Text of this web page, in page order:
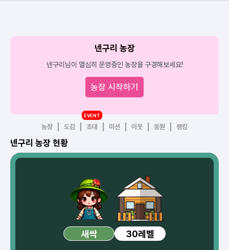
넨구리 농장
넨구리님이 열심히 운영중인 농장을 구경해보세요!
농장 시작하기
농장 도감 초대
EVENT
미션 이웃 응원 랭킹
넨구리 농장 현황
새싹 30레벨